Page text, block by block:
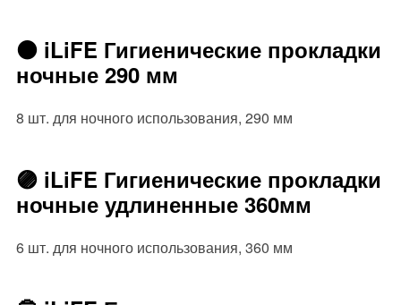
⚫️ iLiFE Гигиенические прокладки
ночные 290 мм
8 шт. для ночного использования, 290 мм
🟣 iLiFE Гигиенические прокладки
ночные удлиненные 360мм
6 шт. для ночного использования, 360 мм